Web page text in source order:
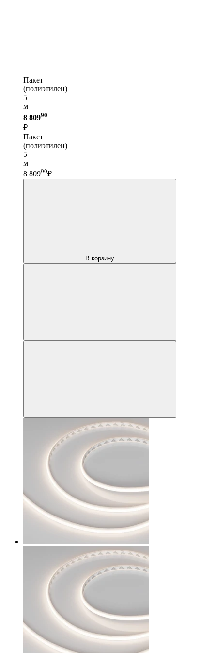
Пакет
(полиэтилен)
5
м —
8 80990
₽
Пакет
(полиэтилен)
5
м
8 80990₽
В корзину